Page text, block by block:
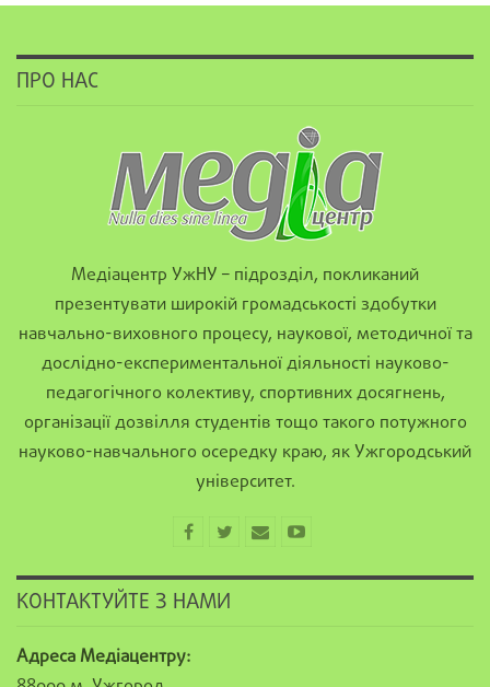
ПРО НАС
Медіацентр УжНУ – підрозділ, покликаний
презентувати широкій громадськості здобутки
навчально-виховного процесу, наукової, методичної та
дослідно-експериментальної діяльності науково-
педагогічного колективу, спортивних досягнень,
організації дозвілля студентів тощо такого потужного
науково-навчального осередку краю, як Ужгородський
університет.
КОНТАКТУЙТЕ З НАМИ
Адреса Медіацентру: